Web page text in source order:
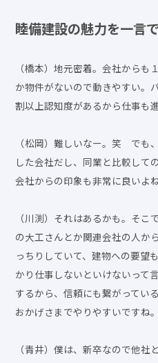
睦備建設の魅力を一言
（橋本）地元密着。会社から
か物件がないので動きやすい。
割以上認知度があるから仕事も
（松岡）難しいなー。笑 でも
した会社だし、同業と比較して
会社からの印象も非常に良いよね
（川渕）それはあるかも。そ
の大工さんとか関連会社の人か
っちりしていて、建物への要望
かり仕事しないといけないって
するから、信頼にも繋がってい
おかげさまでやりやすいですね。
（青井）僕は、新卒なので他社